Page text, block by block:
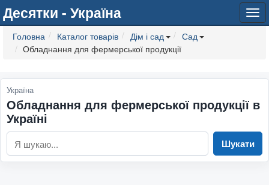
Десятки - Україна
Головна Каталог товарів Дім і сад
Сад
Обладнання для фермерської продукції
Україна
Обладнання для фермерської продукції в
Україні
Шукати